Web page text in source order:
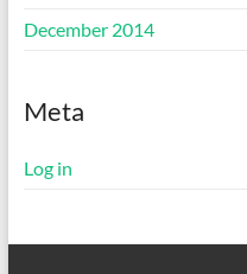
December 2014
Meta
Log in